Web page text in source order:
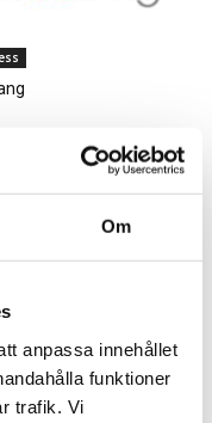
Om
anpassa innehållet
funktioner
trafik. Vi
på